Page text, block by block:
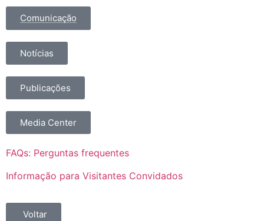
Comunicação
Notícias
Publicações
Media Center
FAQs: Perguntas frequentes
Informação para Visitantes Convidados
Voltar